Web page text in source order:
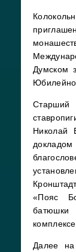
Думском
Николай
«Пояс
батюшки
Далее на